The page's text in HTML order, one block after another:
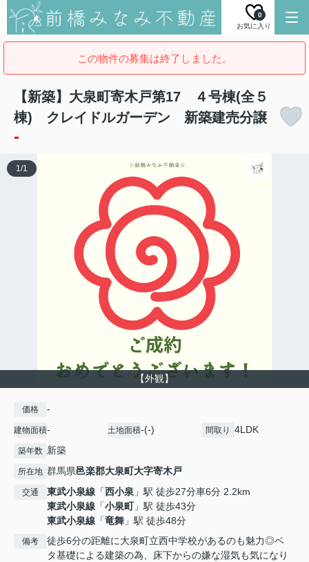
お気に入り
0
この物件の募集は終了しました。
【新築】大泉町寄木戸第17 ４号棟(全５
棟) クレイドルガーデン 新築建売分譲
-
【外観】
1/1
価格 -
建物面積- 土地面積-(-) 間取り 4LDK
築年数 新築
所在地 群馬県邑楽郡大泉町大字寄木戸
交通 東武小泉線 「西小泉 」駅 徒歩27分車6分 2.2km
東武小泉線 「小泉町」駅 徒歩43分
東武小泉線 「竜舞 」駅 徒歩48分
備考
徒歩6分の距離に大泉町立西中学校があるのも魅力◎ベ
タ基礎による建築の為、床下からの嫌な湿気も気になり